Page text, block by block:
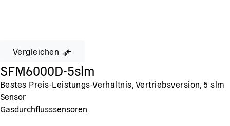
Vergleichen
SFM6000D-5slm
Bestes Preis-Leistungs-Verhältnis, Vertriebsversion, 5 slm
Sensor
Gasdurchflusssensoren